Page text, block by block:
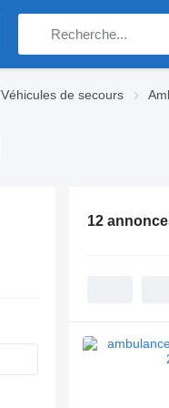
Véhicules de secours
12